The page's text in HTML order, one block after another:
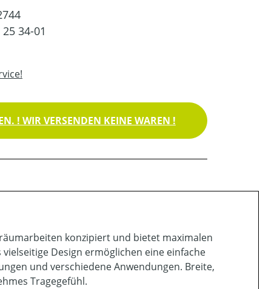
25 34-01
! WIR VERSENDEN KEINE WAREN !
konzipiert und bietet maximalen
Design ermöglichen eine einfache
und verschiedene Anwendungen. Breite,
Tragegefühl.